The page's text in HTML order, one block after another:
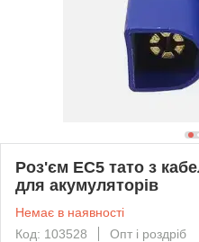
Роз'єм EC5 тато з
для акумуляторів
Немає в наявності
Код: 103528
Опт і роздріб